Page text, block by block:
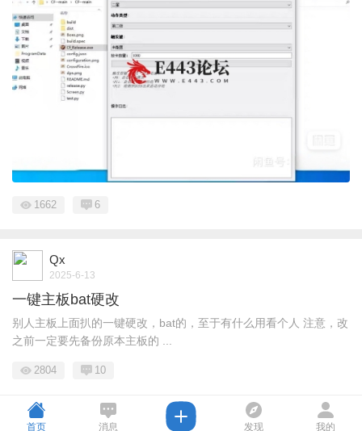
1662 6
Qx
2025-6-13
一键主板bat硬改
别人主板上面扒的一键硬改，bat的，至于有什么用看个人 注意，改
之前一定要先备份原本主板的 ...
2804 10
首页 消息 发现 我的